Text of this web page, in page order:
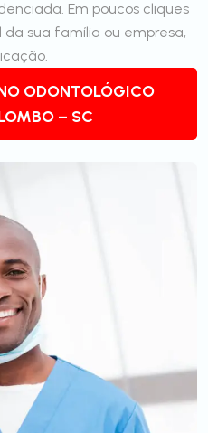
Em poucos cliques
sua família ou empresa,
ODONTOLÓGICO
– SC